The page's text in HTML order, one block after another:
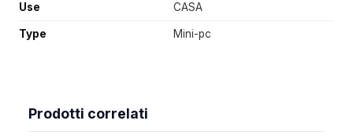
Use CASA
Type Mini-pc
Prodotti correlati